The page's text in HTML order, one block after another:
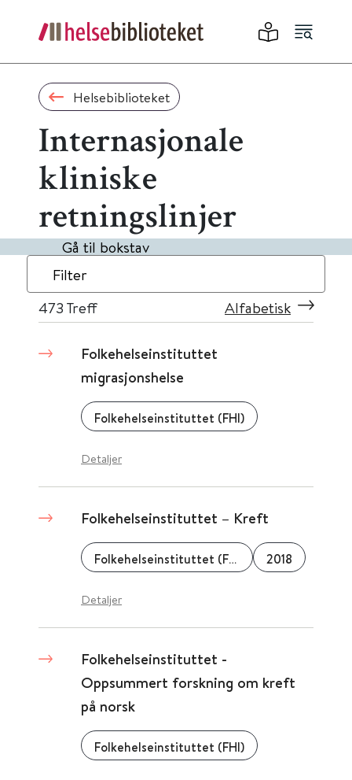
Helsebiblioteket
Internasjonale
kliniske
retningslinjer
Gå til bokstav
Filter
473 Treff Alfabetisk
Folkehelseinstituttet
migrasjonshelse
Folkehelseinstituttet (FHI)
Detaljer
Folkehelseinstituttet – Kreft
Folkehelseinstituttet (FHI) 2018
Detaljer
Folkehelseinstituttet -
Oppsummert forskning om kreft
på norsk
Folkehelseinstituttet (FHI)